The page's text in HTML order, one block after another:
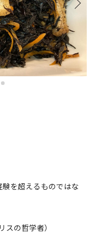
験を超えるものではな
スの哲学者）